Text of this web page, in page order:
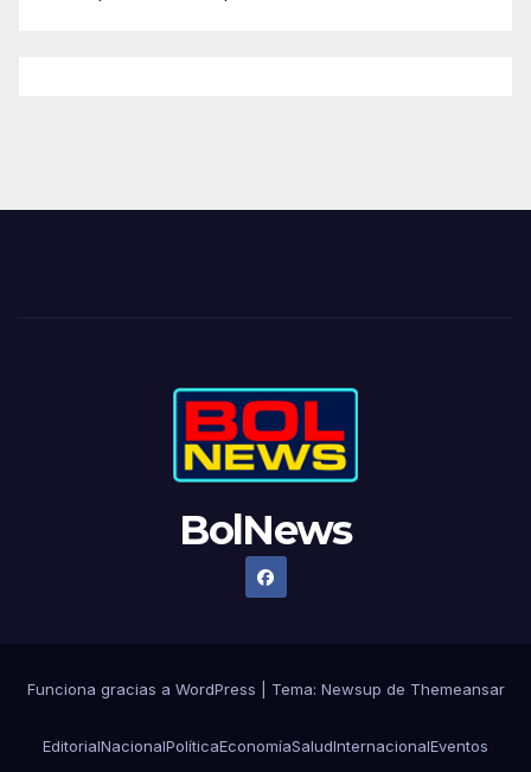
BolNews
Funciona gracias a WordPress Tema: Newsup de Themeansar
EditorialNacionalPolíticaEconomíaSaludInternacionalEventos